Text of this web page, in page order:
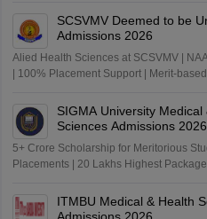
SCSVMV Deemed to be
Admissions 2026
Alied Health Sciences at SCSVMV |
| 100% Placement Support | Merit-
SIGMA University Medical
Sciences Admissions 2026
5+ Crore Scholarship for Meritorious
Placements | 20 Lakhs Highest Package
ITMBU Medical & Health
Admissions 2026